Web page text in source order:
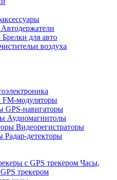
Автодержатели
Брелки для авто
воздуха
FM-модуляторы
GPS-навигаторы
Аудиомагнитолы
Видеорегистраторы
Радар-детекторы
Часы,
трекером